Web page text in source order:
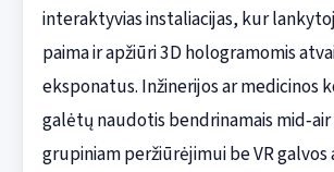
interaktyvias instaliacijas, kur
paima ir apžiūri 3D hologramomis
eksponatus. Inžinerijos ar medicinos
galėtų naudotis bendrinamais
grupiniam peržiūrėjimui be VR